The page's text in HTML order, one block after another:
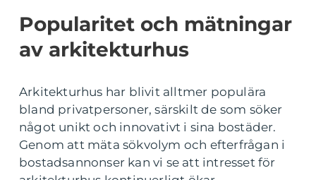
Popularitet och mätningar
av arkitekturhus
Arkitekturhus har blivit alltmer populära
bland privatpersoner, särskilt de som söker
något unikt och innovativt i sina bostäder.
Genom att mäta sökvolym och efterfrågan i
bostadsannonser kan vi se att intresset för